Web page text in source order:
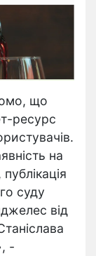
що
ресурс
на
суду
від
-